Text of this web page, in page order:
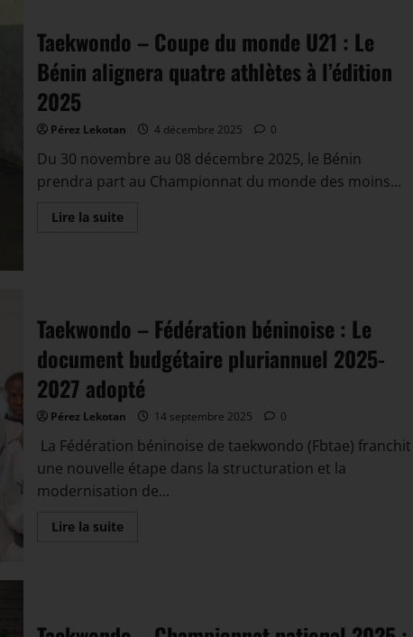
Taekwondo – Coupe du monde U21 : Le
Bénin alignera quatre athlètes à l’édition
2025
Pérez Lekotan 4 décembre 2025 0
Du 30 novembre au 08 décembre 2025, le Bénin
prendra part au Championnat du monde des moins...
Lire la suite
Taekwondo – Fédération béninoise : Le
document budgétaire pluriannuel 2025-
2027 adopté
Pérez Lekotan 14 septembre 2025 0
La Fédération béninoise de taekwondo (Fbtae) franchit
une nouvelle étape dans la structuration et la
modernisation de...
Lire la suite